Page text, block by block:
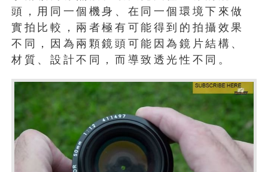
頭，用同一個機身、在同一個環境下來做
實拍比較，兩者極有可能得到的拍攝效果
不同，因為兩顆鏡頭可能因為鏡片結構、
材質、設計不同，而導致透光性不同。